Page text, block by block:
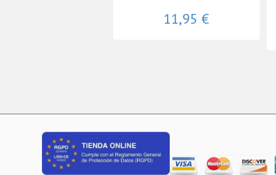
11,95 €